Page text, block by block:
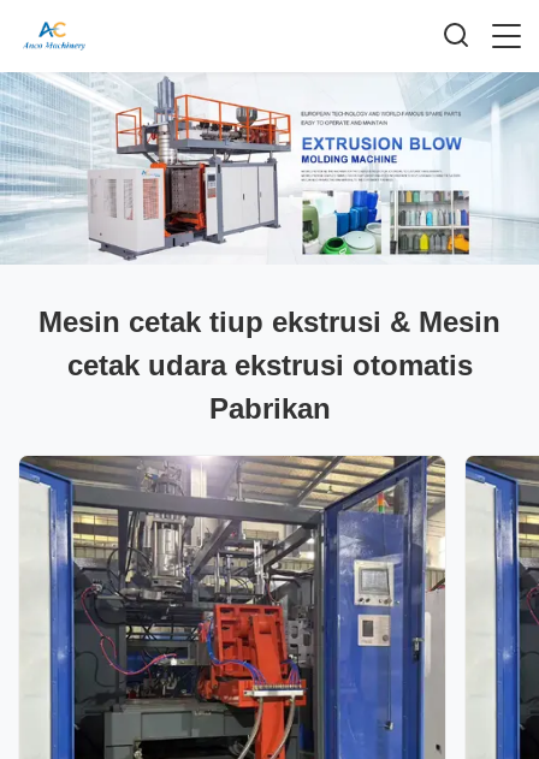
Mesin cetak tiup ekstrusi & Mesin
cetak udara ekstrusi otomatis
Pabrikan